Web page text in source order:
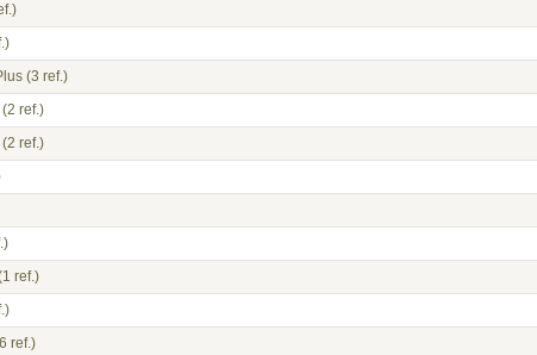
(3 ref.)
(2 ref.)
(2 ref.)
ref.)
ref.)